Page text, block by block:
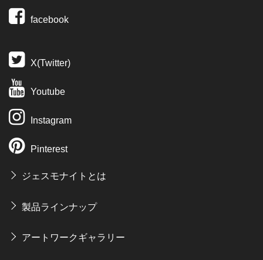
facebook
X(Twitter)
Youtube
Instagram
Pinterest
ジェスモナイトとは
製品ラインナップ
アートワークギャラリー